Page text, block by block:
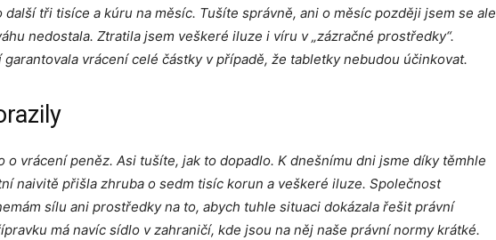
tři tisíce a kúru na měsíc. Tušíte správně, ani o měsíc později jsem se ale
nedostala. Ztratila jsem veškeré iluze i víru v „zázračné prostředky“.
vrácení celé částky v případě, že tabletky nebudou účinkovat.
o vrácení peněz. Asi tušíte, jak to dopadlo. K dnešnímu dni jsme díky těmhle
naivitě přišla zhruba o sedm tisíc korun a veškeré iluze. Společnost
sílu ani prostředky na to, abych tuhle situaci dokázala řešit právní
má navíc sídlo v zahraničí, kde jsou na něj naše právní normy krátké.